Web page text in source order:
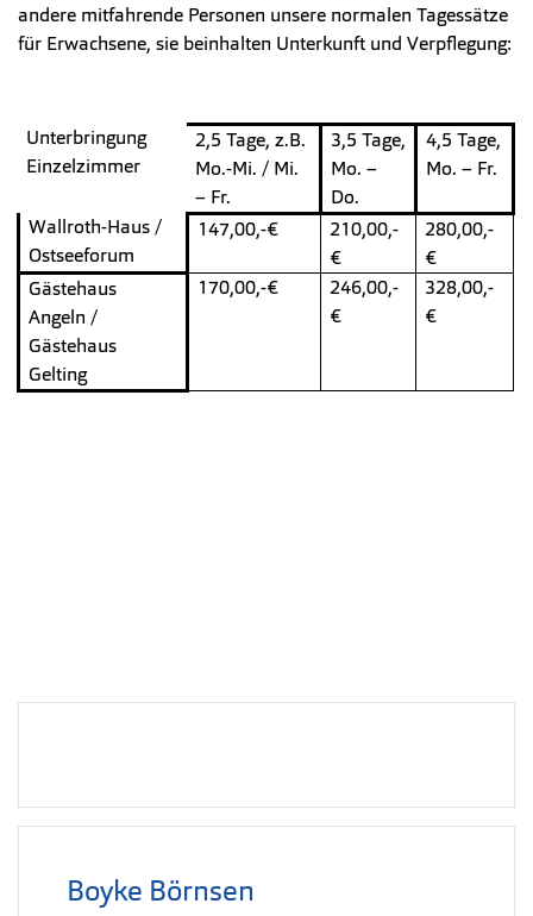
andere mitfahrende Personen unsere normalen Tagessätze
für Erwachsene, sie beinhalten Unterkunft und Verpflegung:
Unterbringung
Einzelzimmer
2,5 Tage, z.B.
Mo.-Mi. / Mi.
– Fr.
3,5 Tage,
Mo. –
Do.
4,5 Tage,
Mo. – Fr.
Wallroth-Haus /
Ostseeforum
147,00,-€
210,00,-
€
280,00,-
€
Gästehaus
Angeln /
Gästehaus
Gelting
170,00,-€
246,00,-
€
328,00,-
€
Boyke Börnsen